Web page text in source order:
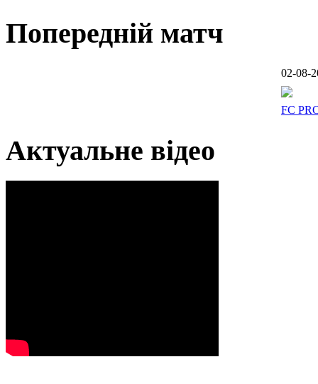
Попередній матч
02-08-
FC
Актуальне відео